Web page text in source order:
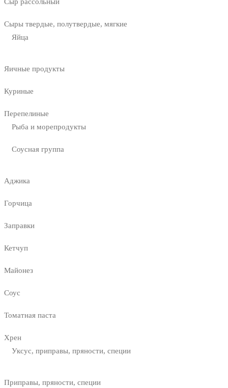
Сыры твердые, полутвердые, мягкие
Яйца
Яичные продукты
Куриные
Перепелиные
Рыба и морепродукты
Соусная группа
Аджика
Горчица
Заправки
Кетчуп
Майонез
Соус
Томатная паста
Хрен
Уксус, приправы, пряности, специи
Приправы, пряности, специи